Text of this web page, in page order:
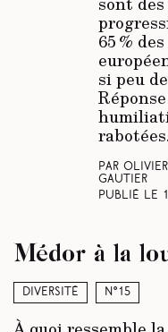
65 %
si peu
rabotées.
Par
Gautier
Publié le
Diversité N°15
Médor à la